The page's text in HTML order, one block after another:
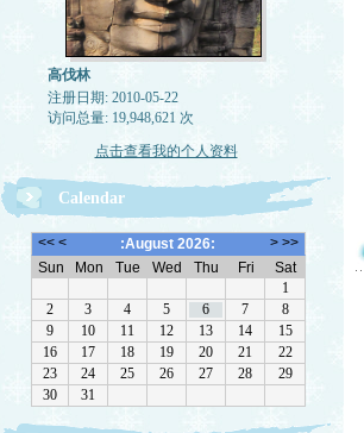
高伐林
注册日期: 2010-05-22
访问总量: 19,948,621 次
点击查看我的个人资料
Calendar